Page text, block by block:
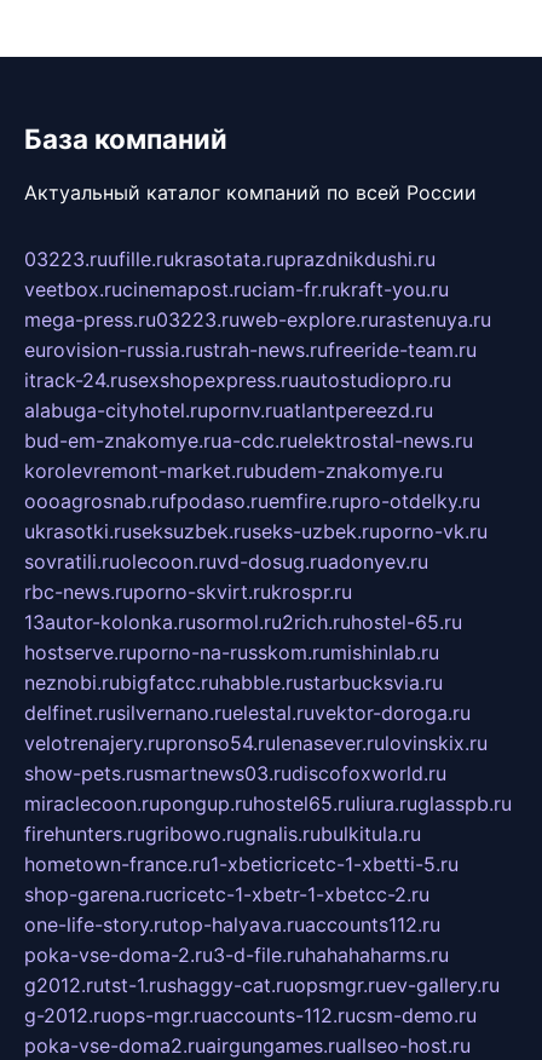
База компаний
Актуальный каталог компаний по всей России
03223.ruufille.rukrasotata.ruprazdnikdushi.ru
veetbox.rucinemapost.ruciam-fr.rukraft-you.ru
mega-press.ru03223.ruweb-explore.rurastenuya.ru
eurovision-russia.rustrah-news.rufreeride-team.ru
itrack-24.rusexshopexpress.ruautostudiopro.ru
alabuga-cityhotel.rupornv.ruatlantpereezd.ru
bud-em-znakomye.rua-cdc.ruelektrostal-news.ru
korolevremont-market.rubudem-znakomye.ru
oooagrosnab.rufpodaso.ruemfire.rupro-otdelky.ru
ukrasotki.ruseksuzbek.ruseks-uzbek.ruporno-vk.ru
sovratili.ruolecoon.ruvd-dosug.ruadonyev.ru
rbc-news.ruporno-skvirt.rukrospr.ru
13autor-kolonka.rusormol.ru2rich.ruhostel-65.ru
hostserve.ruporno-na-russkom.rumishinlab.ru
neznobi.rubigfatcc.ruhabble.rustarbucksvia.ru
delfinet.rusilvernano.ruelestal.ruvektor-doroga.ru
velotrenajery.rupronso54.rulenasever.rulovinskix.ru
show-pets.rusmartnews03.rudiscofoxworld.ru
miraclecoon.rupongup.ruhostel65.ruliura.ruglasspb.ru
firehunters.rugribowo.rugnalis.rubulkitula.ru
hometown-france.ru1-xbeticricetc-1-xbetti-5.ru
shop-garena.rucricetc-1-xbetr-1-xbetcc-2.ru
one-life-story.rutop-halyava.ruaccounts112.ru
poka-vse-doma-2.ru3-d-file.ruhahahaharms.ru
g2012.rutst-1.rushaggy-cat.ruopsmgr.ruev-gallery.ru
g-2012.ruops-mgr.ruaccounts-112.rucsm-demo.ru
poka-vse-doma2.ruairgungames.ruallseo-host.ru